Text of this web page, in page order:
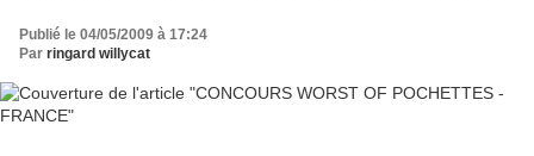
Publié le 04/05/2009 à 17:24
Par ringard willycat